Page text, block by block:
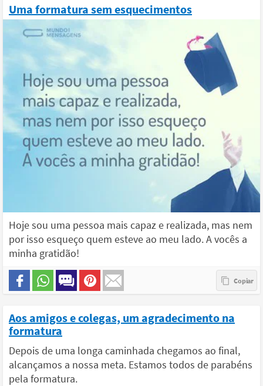
Uma formatura sem esquecimentos
Hoje sou uma pessoa mais capaz e realizada, mas nem
por isso esqueço quem esteve ao meu lado. A vocês a
minha gratidão!
Aos amigos e colegas, um agradecimento na
formatura
Depois de uma longa caminhada chegamos ao final,
alcançamos a nossa meta. Estamos todos de parabéns
pela formatura.